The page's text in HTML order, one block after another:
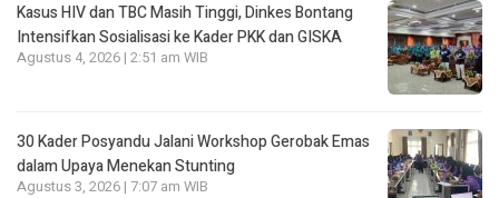
Kasus HIV dan TBC Masih Tinggi, Dinkes Bontang
Intensifkan Sosialisasi ke Kader PKK dan GISKA
Agustus 4, 2026 | 2:51 am WIB
30 Kader Posyandu Jalani Workshop Gerobak Emas
dalam Upaya Menekan Stunting
Agustus 3, 2026 | 7:07 am WIB